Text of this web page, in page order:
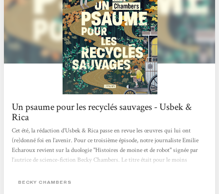
Un psaume pour les recyclés sauvages - Usbek &
Rica
Cet été, la rédaction d’Usbek & Rica passe en revue les œuvres qui lui ont
(re)donné foi en l’avenir. Pour ce troisième épisode, notre journaliste Emilie
Echaroux revient sur la duologie "Histoires de moine et de robot" signée par
l’autrice de science-fiction Becky Chambers. Le titre était pour le moins
bouquins en attente d’être feuilletés, Un psaume pour les recyclés sauvages
BECKY CHAMBERS